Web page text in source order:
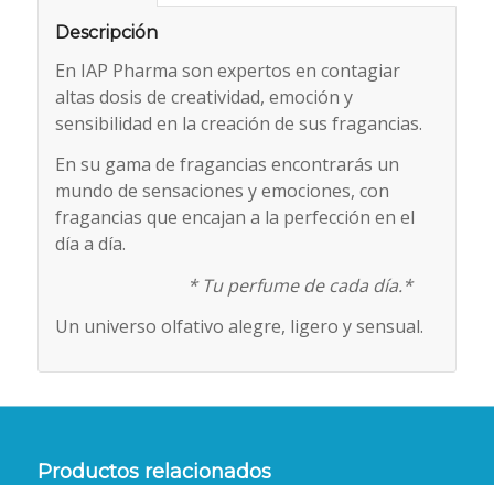
Descripción
En IAP Pharma son expertos en contagiar
altas dosis de creatividad, emoción y
sensibilidad en la creación de sus fragancias.
En su gama de fragancias encontrarás un
mundo de sensaciones y emociones, con
fragancias que encajan a la perfección en el
día a día.
* Tu perfume de cada día.*
Un universo olfativo alegre, ligero y sensual.
Productos relacionados